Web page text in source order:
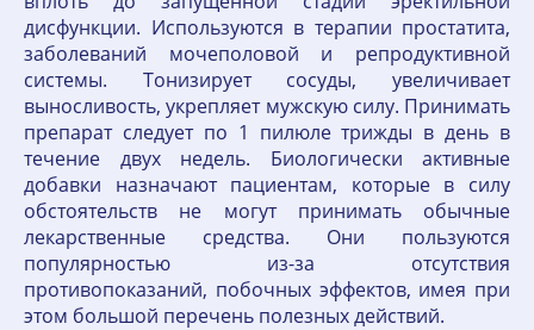
дисфункции. Используются в терапии простатита,
заболеваний мочеполовой и репродуктивной
системы. Тонизирует сосуды, увеличивает
выносливость, укрепляет мужскую силу. Принимать
препарат следует по 1 пилюле трижды в день в
течение двух недель. Биологически активные
добавки назначают пациентам, которые в силу
обстоятельств не могут принимать обычные
лекарственные средства. Они пользуются
популярностью из-за отсутствия
противопоказаний, побочных эффектов, имея при
этом большой перечень полезных действий.